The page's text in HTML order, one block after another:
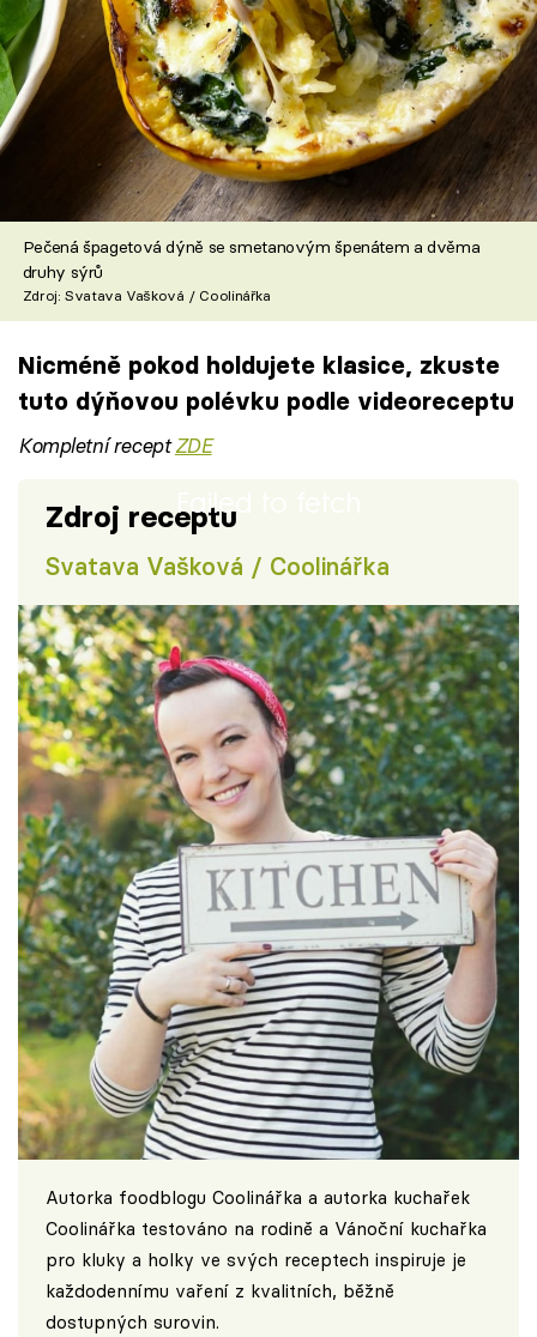
Pečená špagetová dýně se smetanovým špenátem a dvěma
druhy sýrů
Zdroj: Svatava Vašková / Coolinářka
Nicméně pokod holdujete klasice, zkuste
tuto dýňovou polévku podle videoreceptu
Kompletní receptZDE
Failed to fetch
Zdroj receptu
Svatava Vašková / Coolinářka
Autorka foodblogu Coolinářka a autorka kuchařek
Coolinářka testováno na rodině a Vánoční kuchařka
pro kluky a holky ve svých receptech inspiruje je
každodennímu vaření z kvalitních, běžně
dostupných surovin.